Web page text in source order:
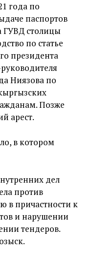
года по
паспортов
ГУВД столицы
по статье
президента
Ниязова по
Позже
арест.
в котором
дел
против
в причастности к
и нарушении
тендеров.